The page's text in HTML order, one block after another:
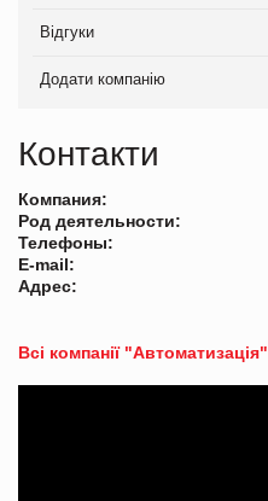
Відгуки
Додати компанію
Контакти
Компания:
Род деятельности:
Телефоны:
E-mail:
Адрес:
Всі компанії "Автоматизація"